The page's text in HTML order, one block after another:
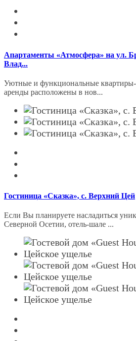
Апартаменты «Атмосфера» на ул.
Влад...
Уютные и функциональные квартиры-
аренды расположены в нов...
Гостиница «Сказка», с. Верхний Цей
Если Вы планируете насладиться
Северной Осетии, отель-шале ...